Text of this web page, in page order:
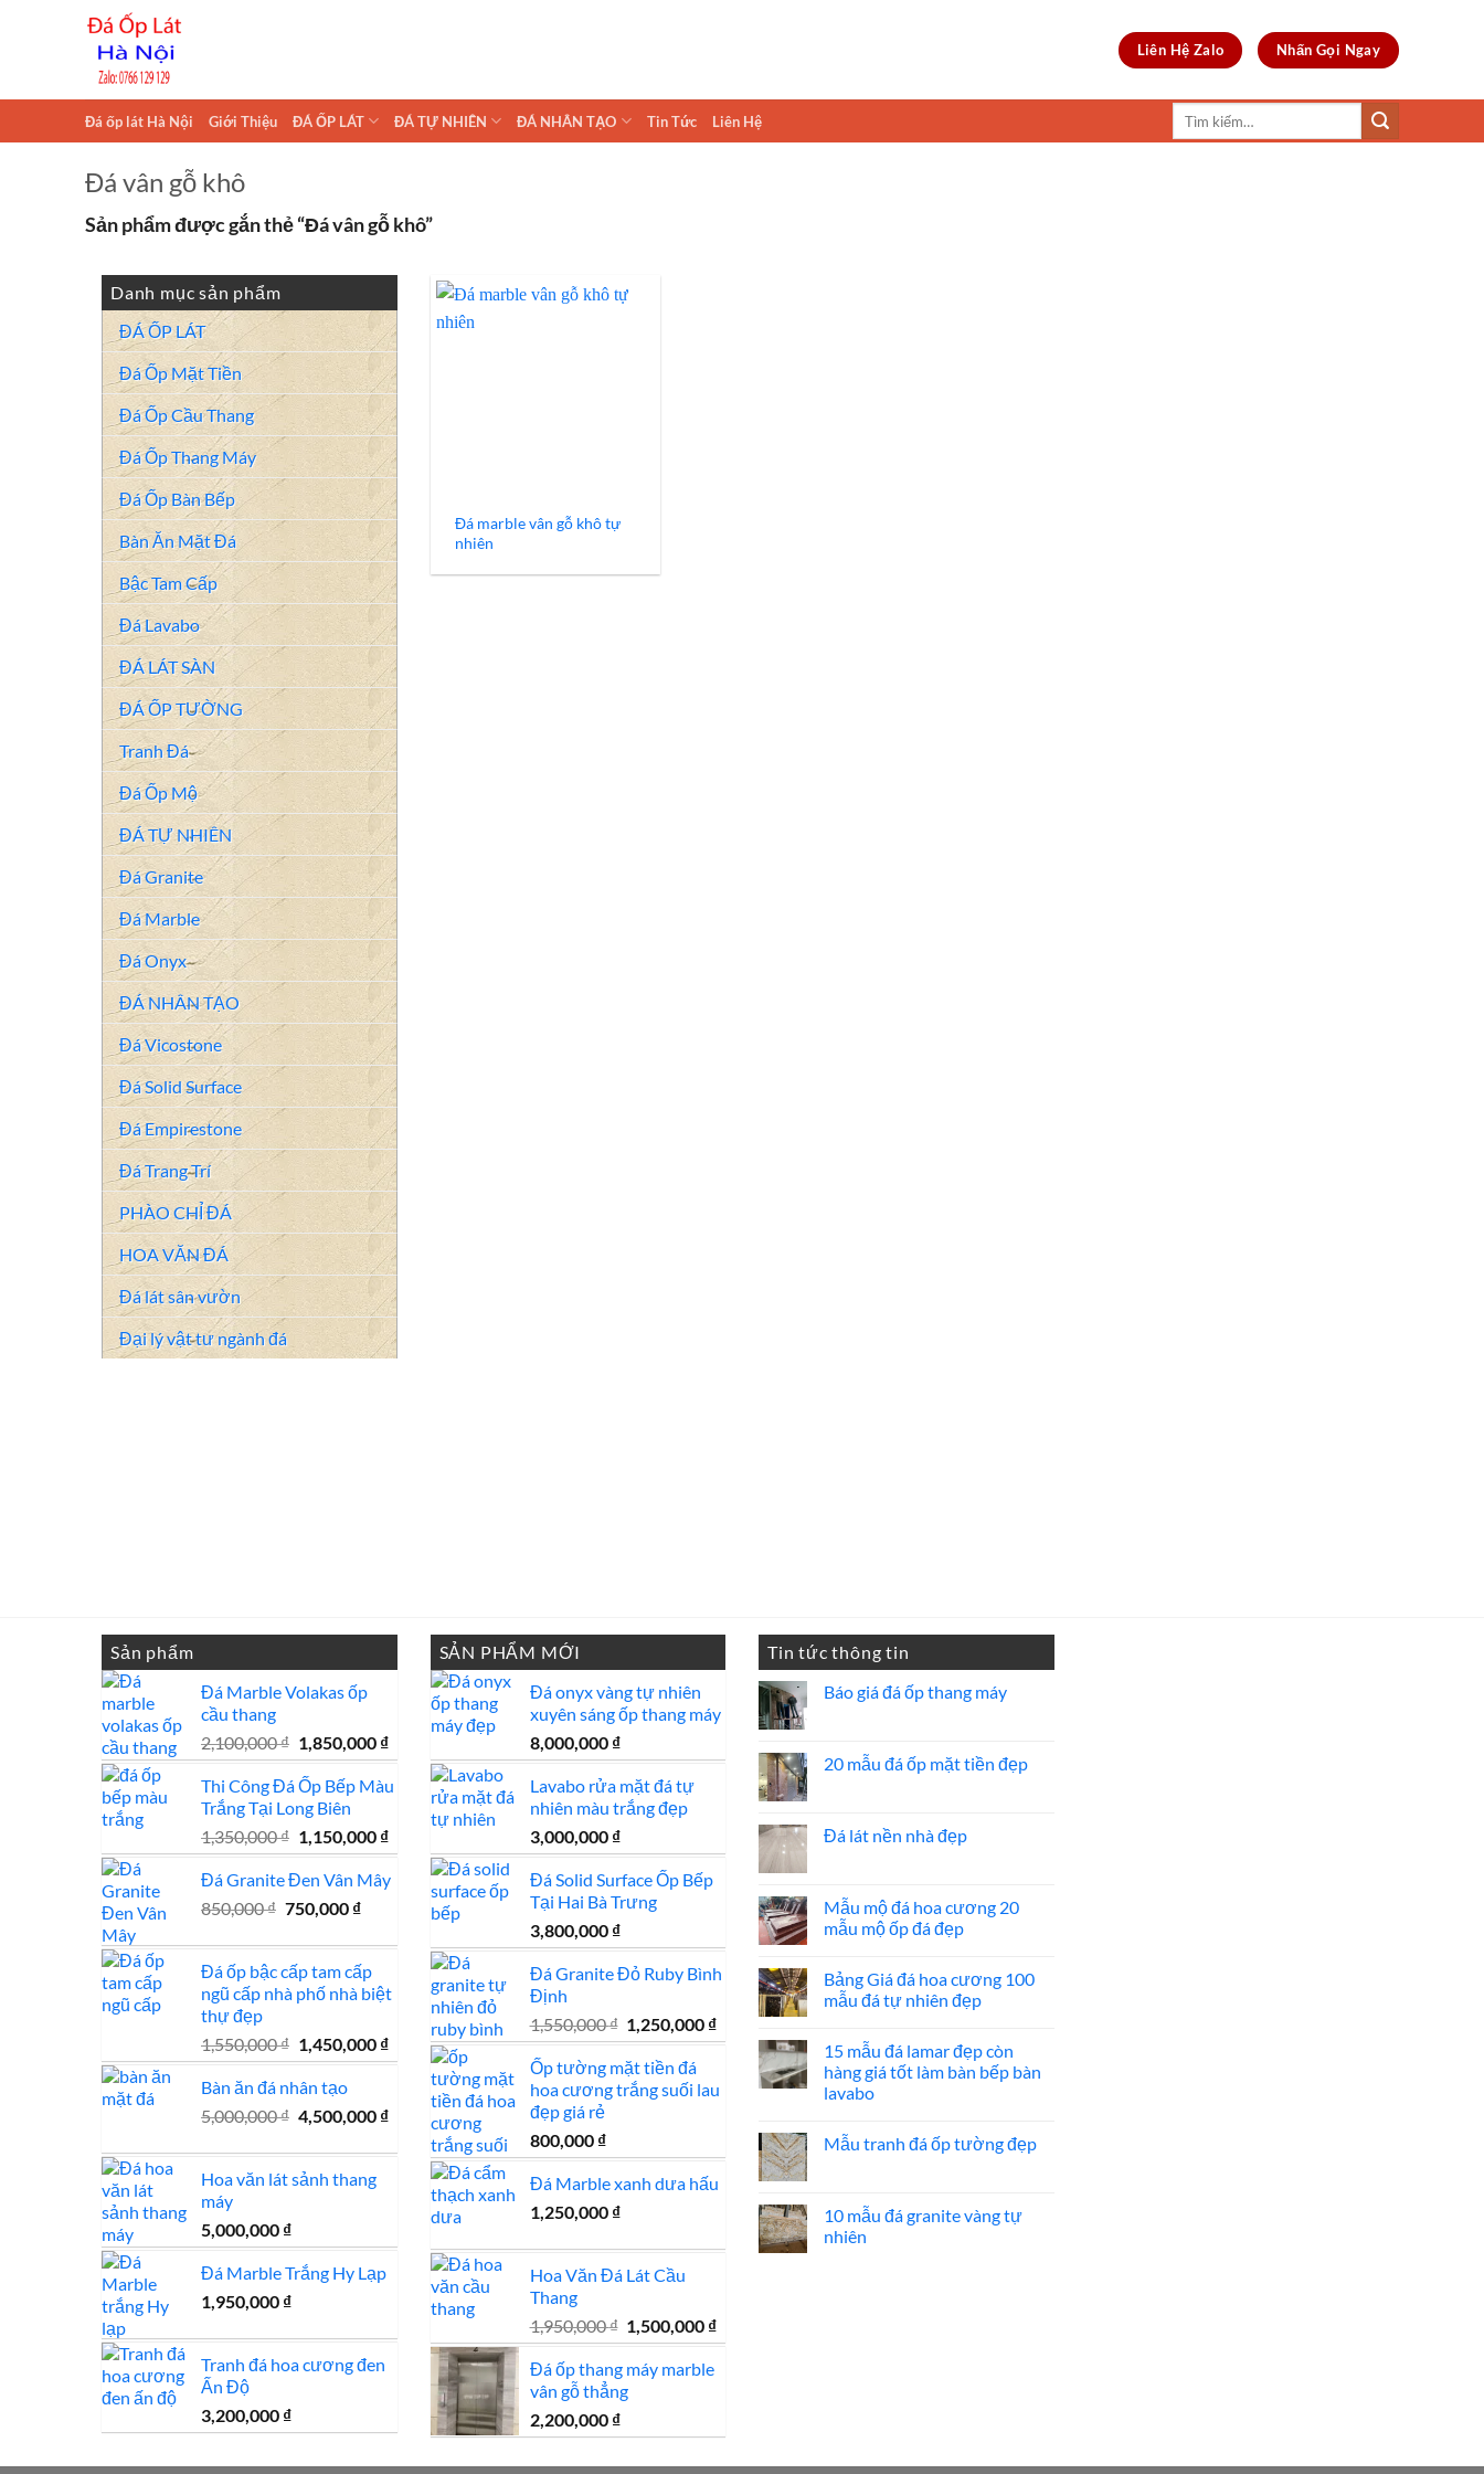
Liên Hệ Zalo Nhấn Gọi Ngay
Đá ốp lát Hà Nội Giới Thiệu ĐÁ ỐP LÁT ĐÁ TỰ NHIÊN ĐÁ NHÂN TẠO Tin Tức Liên Hệ
Đá vân gỗ khô
Sản phẩm được gắn thẻ “Đá vân gỗ khô”
Danh mục sản phẩm
ĐÁ ỐP LÁT
Đá Ốp Mặt Tiền
Đá Ốp Cầu Thang
Đá Ốp Thang Máy
Đá Ốp Bàn Bếp
Bàn Ăn Mặt Đá
Bậc Tam Cấp
Đá Lavabo
ĐÁ LÁT SÀN
ĐÁ ỐP TƯỜNG
Tranh Đá
Đá Ốp Mộ
ĐÁ TỰ NHIÊN
Đá Granite
Đá Marble
Đá Onyx
ĐÁ NHÂN TẠO
Đá Vicostone
Đá Solid Surface
Đá Empirestone
Đá Trang Trí
PHÀO CHỈ ĐÁ
HOA VĂN ĐÁ
Đá lát sân vườn
Đại lý vật tư ngành đá
Đá marble vân gỗ khô tự
nhiên
Sản phẩm
Đá Marble Volakas ốp
cầu thang
2,100,000₫ Giá
gốc
là:
2,100,000 ₫.
1,850,000 ₫Giá
hiện
tại
1,850,000 ₫.
Thi Công Đá Ốp Bếp Màu
Trắng Tại Long Biên
1,350,000₫ Giá
gốc
là:
1,350,000 ₫.
1,150,000 ₫Giá
hiện
tại
1,150,000 ₫.
Đá Granite Đen Vân Mây
850,000₫ Giá
là:
850,000 ₫.
750,000 ₫Giá
tại
là:
750,000 ₫.
Đá ốp bậc cấp tam cấp
ngũ cấp nhà phố nhà biệt
thự đẹp
1,550,000₫ Giá
gốc
là:
1,550,000 ₫.
1,450,000 ₫Giá
hiện
là:
1,450,000 ₫.
Bàn ăn đá nhân tạo
5,000,000₫ Giá
là:
5,000,000 ₫.
4,500,000 ₫Giá
tại
4,500,000 ₫.
Hoa văn lát sảnh thang
máy
5,000,000 ₫
Đá Marble Trắng Hy Lạp
1,950,000 ₫
Tranh đá hoa cương đen
Ấn Độ
3,200,000 ₫
SẢN PHẨM MỚI
Đá onyx vàng tự nhiên
xuyên sáng ốp thang máy
8,000,000 ₫
Lavabo rửa mặt đá tự
nhiên màu trắng đẹp
3,000,000 ₫
Đá Solid Surface Ốp Bếp
Tại Hai Bà Trưng
3,800,000 ₫
Đá Granite Đỏ Ruby Bình
Định
1,550,000₫ Giá
gốc
là:
1,550,000 ₫.
1,250,000 ₫Giá
hiện
là:
Ốp tường mặt tiền đá
hoa cương trắng suối lau
đẹp giá rẻ
800,000 ₫
Đá Marble xanh dưa hấu
1,250,000 ₫
Hoa Văn Đá Lát Cầu
Thang
1,950,000₫ Giá
gốc
là:
1,950,000 ₫.
1,500,000 ₫Giá
hiện
Đá ốp thang máy marble
vân gỗ thẳng
2,200,000 ₫
Tin tức thông tin
Báo giá đá ốp thang máy
luận
ở
ốp
thang
20 mẫu đá ốp mặt tiền đẹp
luận
ở
ốp
mặt
tiền
Đá lát nền nhà đẹp
luận
ở
Đá
nhà
đẹp
Mẫu mộ đá hoa cương 20
mẫu mộ ốp đá đẹp
bình
luận
ở
đá
hoa
cương
20
ốp
đá
Bảng Giá đá hoa cương 100
mẫu đá tự nhiên đẹp
bình
luận
ở
Bảng
hoa
cương
tự
nhiên
đẹp
15 mẫu đá lamar đẹp còn
hàng giá tốt làm bàn bếp bàn
lavabo
bình
đá
lamar
đẹp
Mẫu tranh đá ốp tường đẹp
luận
ở
Mẫu
10 mẫu đá granite vàng tự
nhiên